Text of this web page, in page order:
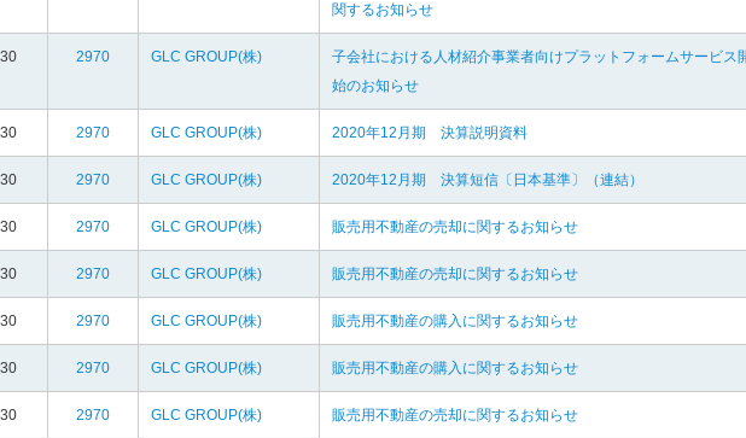
関するお知らせ
2970 GLC GROUP(株)
子会社における人材紹介事業者向けプラットフォームサービス
始のお知らせ
2970 GLC GROUP(株) 2020年12月期 決算説明資料
2970 GLC GROUP(株) 2020年12月期 決算短信〔日本基準〕（連結）
2970 GLC GROUP(株) 販売用不動産の売却に関するお知らせ
2970 GLC GROUP(株) 販売用不動産の売却に関するお知らせ
2970 GLC GROUP(株) 販売用不動産の購入に関するお知らせ
2970 GLC GROUP(株) 販売用不動産の購入に関するお知らせ
2970 GLC GROUP(株) 販売用不動産の売却に関するお知らせ